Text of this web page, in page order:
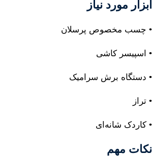
ابزار مورد نیاز
• چسب مخصوص پرسلان
• اسپیسر کاشی
• دستگاه برش سرامیک
• تراز
• کاردک شانه‌ای
نکات مهم